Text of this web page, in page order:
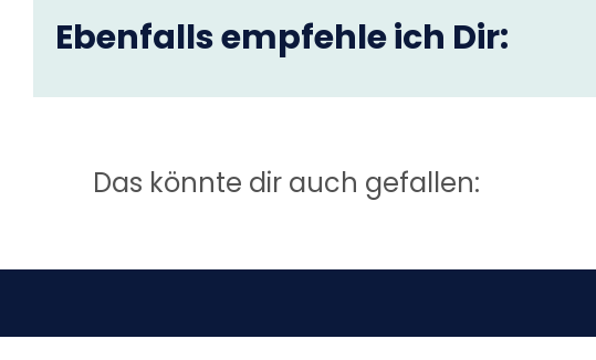
Ebenfalls empfehle ich Dir:
Das könnte dir auch gefallen: